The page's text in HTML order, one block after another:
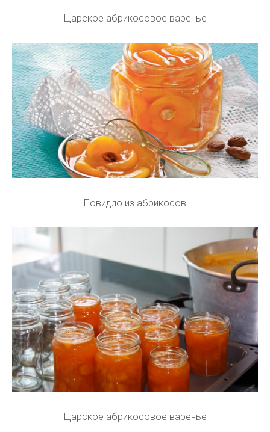
Царское абрикосовое варенье
Повидло из абрикосов
Царское абрикосовое варенье